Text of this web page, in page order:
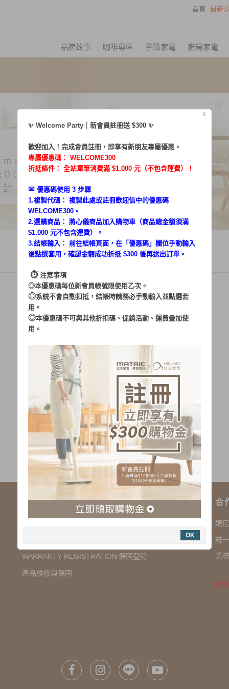
首頁 最新
品牌故事
咖啡專區 季節家電 廚房家電
帳號：
加入會員 忘記密碼?
購物說明
WARRANTY REGISTRATION 保固登錄
產品維修與保固
合
婕
統
業
停
X
✨ Welcome Party｜新會員註冊送 $300 ✨
歡迎加入！完成會員註冊，即享有新朋友專屬優惠。
專屬優惠碼： WELCOME300
折抵條件： 全站單筆消費滿 $1,000 元（不包含運費）！
✉︎ 優惠碼使用 3 步驟
1.複製代碼： 複製此處或註冊歡迎信中的優惠碼
WELCOME300。
2.選購商品： 將心儀商品加入購物車（商品總金額須滿
$1,000 元不包含運費）。
3.結帳輸入： 前往結帳頁面，在「 優惠碼 」欄位手動輸入
後點選套用，確認金額成功折抵 $300 後再送出訂單。
⏱︎ 注意事項
◎本優惠碼每位新會員帳號限使用乙次。
◎系統不會自動扣抵，結帳時請務必手動輸入並點選套
用。
◎本優惠碼不可與其他折扣碼、促銷活動、運費疊加使
用。
OK